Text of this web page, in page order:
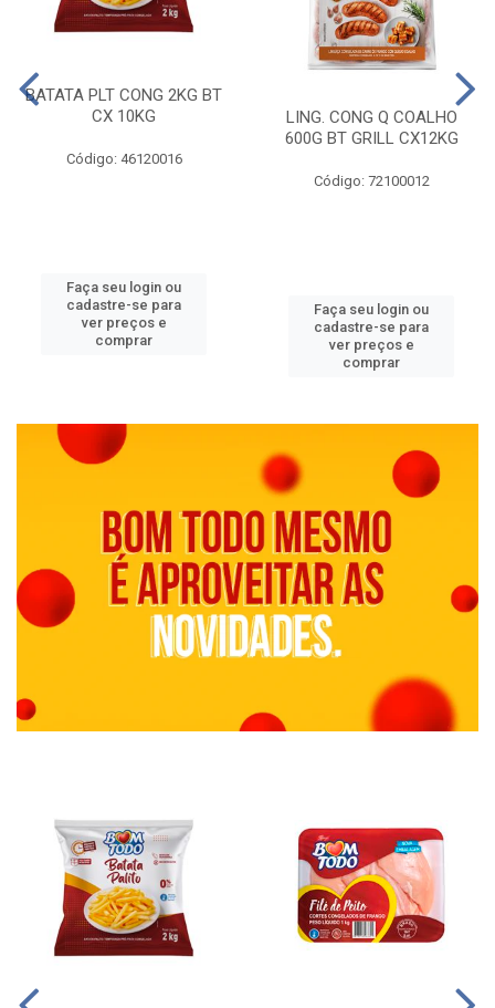
BATATA PLT CONG 2KG BT
CX 10KG
Código: 46120016
Faça seu login ou
cadastre-se para
ver preços e
comprar
LING. CONG Q COALHO
600G BT GRILL CX12KG
Código: 72100012
Faça seu login ou
cadastre-se para
ver preços e
comprar